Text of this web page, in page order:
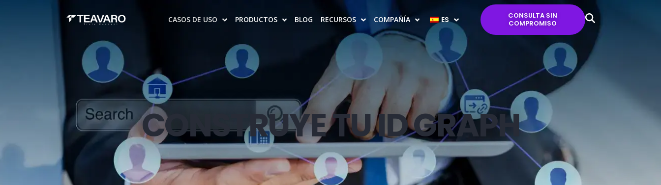
CASOS DE USO PRODUCTOS BLOG RECURSOS COMPAÑÍA ES
CONSULTA SIN
COMPROMISO
CONSTRUYE TU ID GRAPH